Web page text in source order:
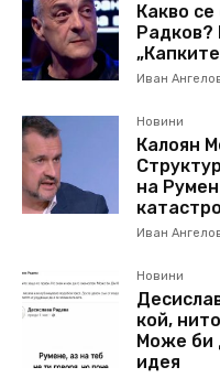
Какво
Радков?
Иван
Новини
Калоян
на
Иван
Новини
кой,
Може би
идея